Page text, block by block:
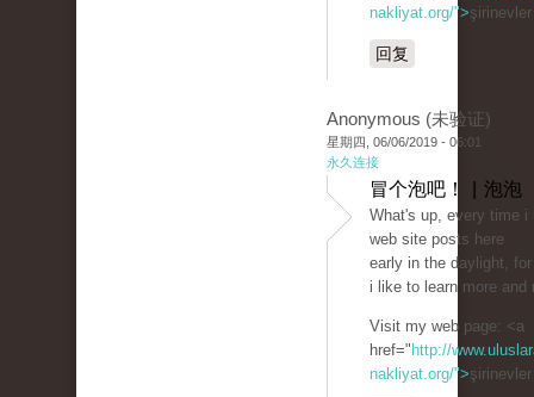
nakliyat.org/">
回复
Anonymous (未验证)
星期四, 06/06/2019 - 06:01
永久连接
冒个泡吧！ | 泡泡
What's up, every time i
web site posts here
early in the daylight,
i like to learn more and
Visit my web page: <a
href=" http://
nakliyat.org/">